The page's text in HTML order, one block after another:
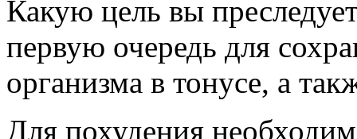
Какую цель вы
первую очередь для
организма в тонусе, а
Для похудения